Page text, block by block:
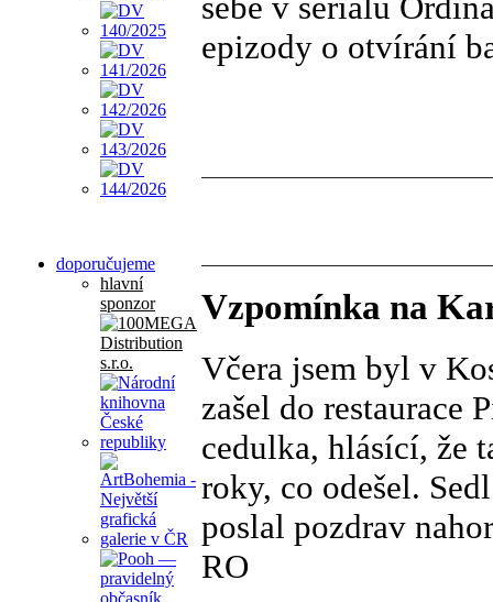
doporučujeme
hlavní
sponzor
epizody o otvírání
Vzpomínka na
Včera jsem byl v
zašel do restaurace
cedulka, hlásící, že
roky, co odešel.
poslal pozdrav
RO